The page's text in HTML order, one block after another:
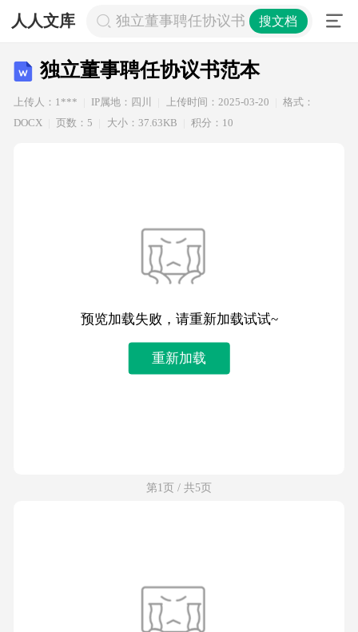
人人文库 独立董事聘任协议书范本搜文档
独立董事聘任协议书范本
上传人：1*** IP属地：四川 上传时间：2025-03-20
格式：
DOCX
页数：5 大小：37.63KB 积分：10
预览加载失败，请重新加载试试~
重新加载
第1页 / 共5页